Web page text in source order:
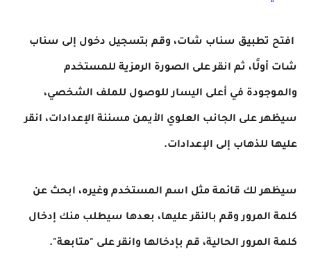
افتح تطبيق سناب شات، وقم بتسجيل دخول إلى سناب
شات أولًا، ثم انقر على الصورة الرمزية للمستخدم
والموجودة في أعلى اليسار للوصول للملف الشخصي،
سيظهر على الجانب العلوي الأيمن مسننة الإعدادات، انقر
عليها للذهاب إلى الإعدادات.
سيظهر لك قائمة مثل اسم المستخدم وغيره، ابحث عن
كلمة المرور وقم بالنقر عليها، بعدها سيطلب منك إدخال
كلمة المرور الحالية، قم بإدخالها وانقر على "متابعة".